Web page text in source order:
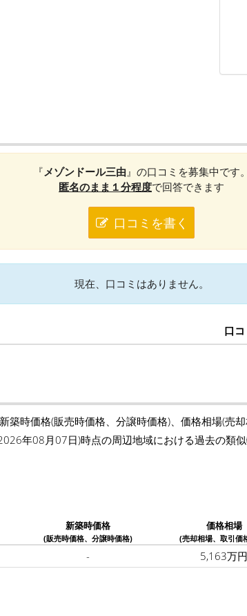
『 メゾンドール三由 』の口コミを募集中です。
匿名のまま１分程度で回答できます
口コミを書く
現在、口コミはありません。
口
築時価格(販売時価格、分譲時価格)、価格相場(売
年08月07日)時点の周辺地域における過去の類
新築時価格
(販売時価格、分譲時価格)
価格相場
(売却相場、取引価
- 5,163万円